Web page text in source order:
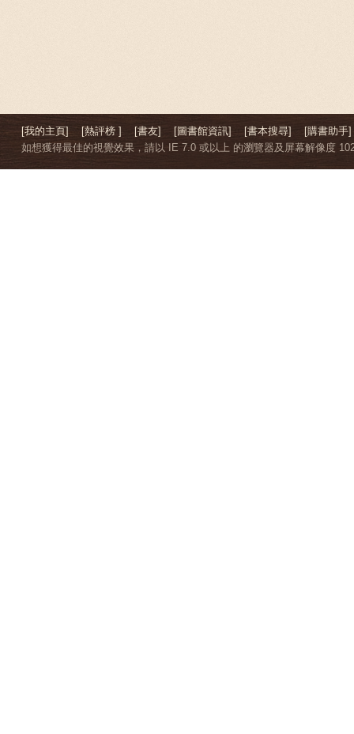
[我的主頁] [熱評榜 ] [書友] [圖書館資訊] [書本搜尋]
[購書助手]
如想獲得最佳的視覺效果，請以 IE 7.0 或以上 的瀏覽器及屏幕解像度